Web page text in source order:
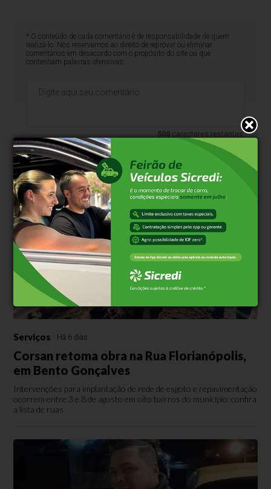
* O conteúdo de cada comentário é de responsabilidade de quem
realizá-lo. Nos reservamos ao direito de reprovar ou eliminar
comentários em desacordo com o propósito do site ou que
contenham palavras ofensivas.
500 caracteres restantes.
Comentar
Serviços Há 6 dias
Corsan retoma obra na Rua Florianópolis,
em Bento Gonçalves
Intervenções para implantação de rede de esgoto e repavimentação
ocorrem entre 3 e 8 de agosto em oito bairros do município; confira
a lista de ruas